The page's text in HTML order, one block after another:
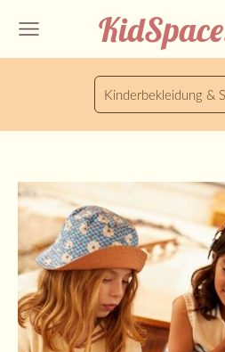
Kinderbekleidung &